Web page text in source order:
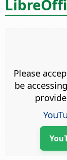
Please
be